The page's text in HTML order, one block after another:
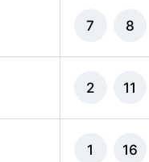
7 8
2 11
1 16